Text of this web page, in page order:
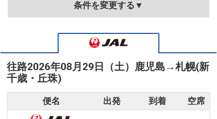
条件を変更する▼
往路2026年08月29日（土） 鹿児島 →札幌(新
千歳・丘珠)
便名 出発 到着 空席